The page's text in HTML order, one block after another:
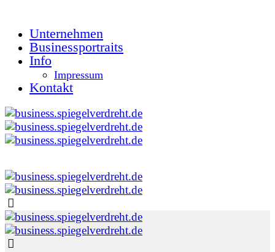
Unternehmen
Businessportraits
Info
Impressum
Kontakt